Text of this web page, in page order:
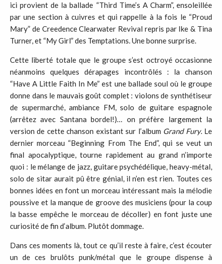
ici provient de la ballade “Third Time’s A Charm”, ensoleillée
par une section à cuivres et qui rappelle à la fois le “Proud
Mary” de Creedence Clearwater Revival repris par Ike & Tina
Turner, et “My Girl” des Temptations. Une bonne surprise.
Cette liberté totale que le groupe s’est octroyé occasionne
néanmoins quelques dérapages incontrôlés : la chanson
“Have A Little Faith In Me” est une ballade soul où le groupe
donne dans le mauvais goût complet : violons de synthétiseur
de supermarché, ambiance FM, solo de guitare espagnole
(arrêtez avec Santana bordel!)… on préfère largement la
version de cette chanson existant sur l’album Grand Fury. Le
dernier morceau “Beginning From The End”, qui se veut un
final apocalyptique, tourne rapidement au grand n’importe
quoi : le mélange de jazz, guitare psychédélique, heavy-métal,
solo de sitar aurait pû être génial, il n’en est rien. Toutes ces
bonnes idées en font un morceau intéressant mais la mélodie
poussive et la manque de groove des musiciens (pour la coup
la basse empêche le morceau de décoller) en font juste une
curiosité de fin d’album. Plutôt dommage.
Dans ces moments là, tout ce qu’il reste à faire, c’est écouter
un de ces brulôts punk/métal que le groupe dispense à